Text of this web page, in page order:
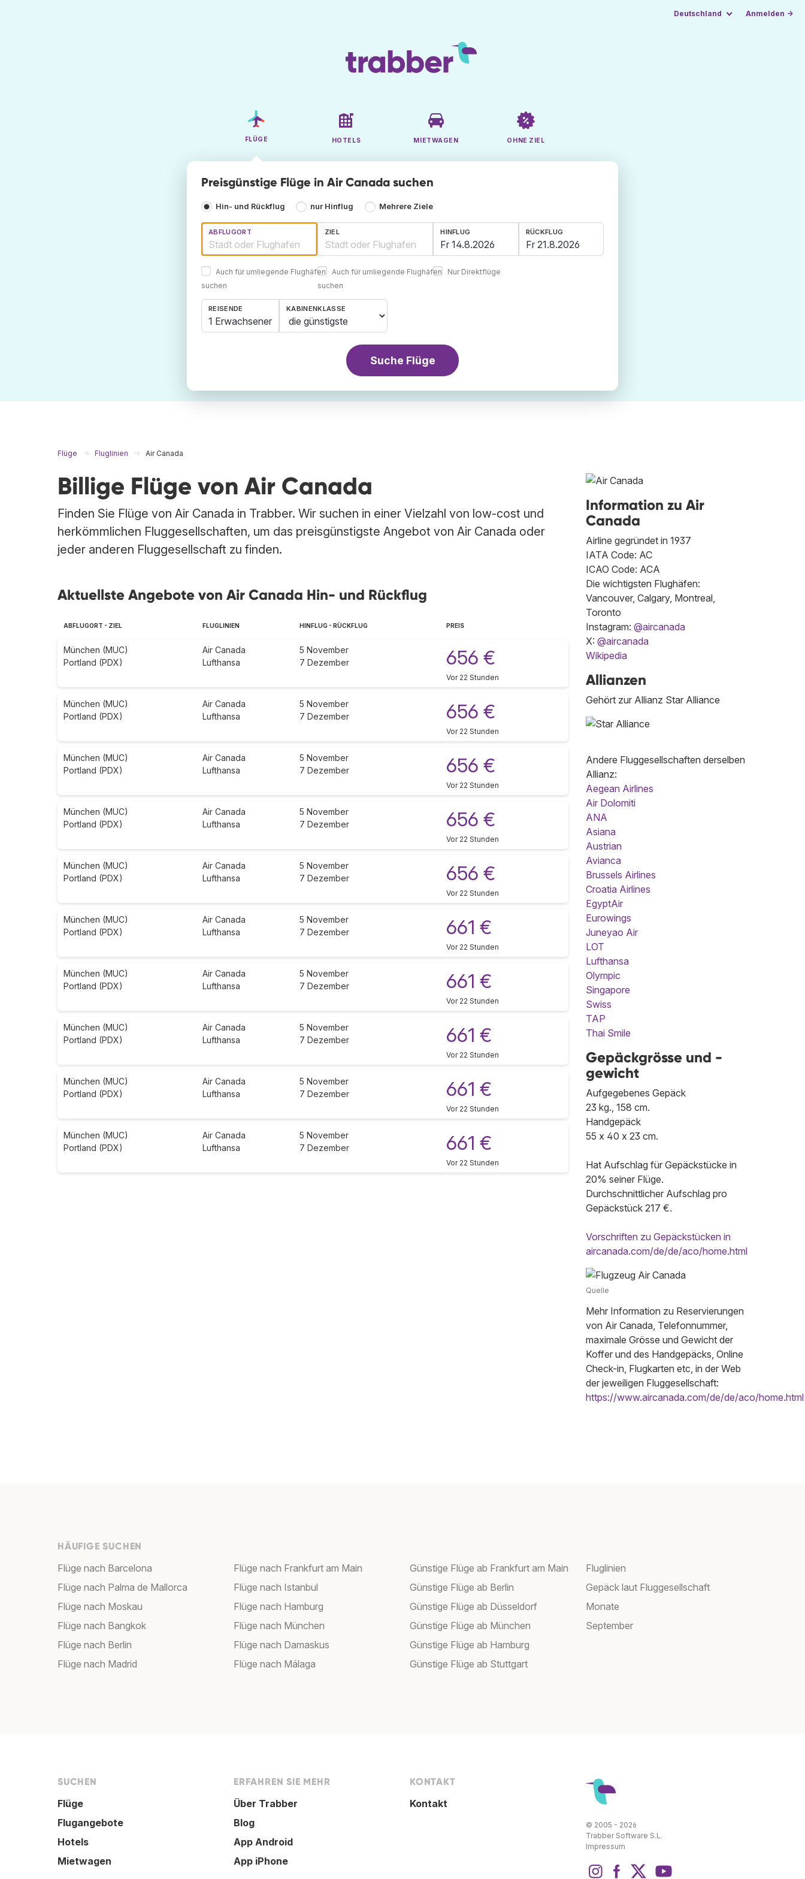
Deutschland Anmelden →
FLÜGE HOTELS MIETWAGEN OHNE ZIEL
Preisgünstige Flüge in Air Canada suchen
Hin- und Rückflug nur Hinflug Mehrere Ziele
ABFLUGORT
Auch für umliegende Flughäfen
suchen
ZIEL
Auch für umliegende Flughäfen
suchen
HINFLUG RÜCKFLUG
Nur Direktflüge
REISENDE
1 Erwachsener
KABINENKLASSE
Suche Flüge
Flüge Fluglinien Air Canada
Billige Flüge von Air Canada
Finden Sie Flüge von Air Canada in Trabber. Wir suchen in einer Vielzahl von low-cost und
herkömmlichen Fluggesellschaften, um das preisgünstigste Angebot von Air Canada oder
jeder anderen Fluggesellschaft zu finden.
Aktuellste Angebote von Air Canada Hin- und Rückflug
ABFLUGORT - ZIEL FLUGLINIEN HINFLUG - RÜCKFLUG PREIS
München (MUC)
Portland (PDX)
Air Canada
Lufthansa
5 November
7 Dezember
656 €
Vor 22 Stunden
München (MUC)
Portland (PDX)
Air Canada
Lufthansa
5 November
7 Dezember
656 €
Vor 22 Stunden
München (MUC)
Portland (PDX)
Air Canada
Lufthansa
5 November
7 Dezember
656 €
Vor 22 Stunden
München (MUC)
Portland (PDX)
Air Canada
Lufthansa
5 November
7 Dezember
656 €
Vor 22 Stunden
München (MUC)
Portland (PDX)
Air Canada
Lufthansa
5 November
7 Dezember
656 €
Vor 22 Stunden
München (MUC)
Portland (PDX)
Air Canada
Lufthansa
5 November
7 Dezember
661 €
Vor 22 Stunden
München (MUC)
Portland (PDX)
Air Canada
Lufthansa
5 November
7 Dezember
661 €
Vor 22 Stunden
München (MUC)
Portland (PDX)
Air Canada
Lufthansa
5 November
7 Dezember
661 €
Vor 22 Stunden
München (MUC)
Portland (PDX)
Air Canada
Lufthansa
5 November
7 Dezember
661 €
Vor 22 Stunden
München (MUC)
Portland (PDX)
Air Canada
Lufthansa
5 November
7 Dezember
661 €
Vor 22 Stunden
Information zu Air
Canada
Airline gegründet in 1937
IATA Code: AC
ICAO Code: ACA
Die wichtigsten Flughäfen:
Vancouver, Calgary, Montreal,
Toronto
Instagram: @aircanada
X: @aircanada
Wikipedia
Allianzen
Gehört zur Allianz Star Alliance
Andere Fluggesellschaften derselben
Allianz:
Aegean Airlines
Air Dolomiti
ANA
Asiana
Austrian
Avianca
Brussels Airlines
Croatia Airlines
EgyptAir
Eurowings
Juneyao Air
LOT
Lufthansa
Olympic
Singapore
Swiss
TAP
Thai Smile
Gepäckgrösse und -
gewicht
Aufgegebenes Gepäck
23 kg., 158 cm.
Handgepäck
55 x 40 x 23 cm.
Hat Aufschlag für Gepäckstücke in
20% seiner Flüge.
Durchschnittlicher Aufschlag pro
Gepäckstück 217 €.
Vorschriften zu Gepäckstücken in
aircanada.com/de/de/aco/home.html
Quelle
Mehr Information zu Reservierungen
von Air Canada, Telefonnummer,
maximale Grösse und Gewicht der
Koffer und des Handgepäcks, Online
Check-in, Flugkarten etc, in der Web
der jeweiligen Fluggesellschaft:
https://www.aircanada.com/de/de/aco/home.html
HÄUFIGE SUCHEN
Flüge nach Barcelona
Flüge nach Palma de Mallorca
Flüge nach Moskau
Flüge nach Bangkok
Flüge nach Berlin
Flüge nach Madrid
Flüge nach Frankfurt am Main
Flüge nach Istanbul
Flüge nach Hamburg
Flüge nach München
Flüge nach Damaskus
Flüge nach Málaga
Günstige Flüge ab Frankfurt am Main
Günstige Flüge ab Berlin
Günstige Flüge ab Düsseldorf
Günstige Flüge ab München
Günstige Flüge ab Hamburg
Günstige Flüge ab Stuttgart
Fluglinien
Gepäck laut Fluggesellschaft
Monate
September
SUCHEN
Flüge
Flugangebote
Hotels
Mietwagen
ERFAHREN SIE MEHR
Über Trabber
Blog
App Android
App iPhone
KONTAKT
Kontakt
© 2005 - 2026
Trabber Software S.L.
Impressum